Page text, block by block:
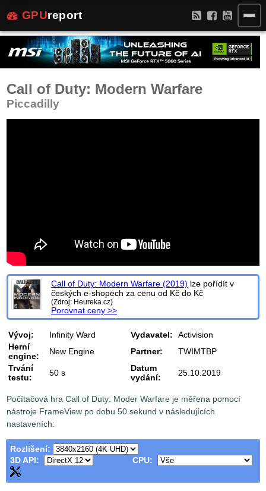
GPUreport
Call of Duty: Modern Warfare
Piccadilly
Call of Duty: Modern Warfare (2019) lze pořídít v
českých e-shopech za cenu od Kč do Kč
(Zdroj: Heureka.cz)
Porovnat ceny >>
Vývoj: Infinity Ward Vydavatel:
Activision
Herní
engine:
New Engine Partner:
TWIMTBP
Trvání
testu:
50 s
Datum
vydání:
25.10.2019
Počítačová hra Call of Duty: Moder Warfare je měřena pomocí
nástroje FrameView po dobu 50 sekund v následujících
nastaveních:
Rozlišení:
3D API:
CPU: